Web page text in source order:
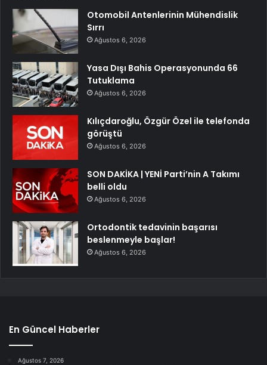
Otomobil Antenlerinin Mühendislik
Sırrı
Ağustos 6, 2026
Yasa Dışı Bahis Operasyonunda 66
Tutuklama
Ağustos 6, 2026
Kılıçdaroğlu, Özgür Özel ile telefonda
görüştü
Ağustos 6, 2026
SON DAKİKA | YENİ Parti’nin A Takımı
belli oldu
Ağustos 6, 2026
Ortodontik tedavinin başarısı
beslenmeyle başlar!
Ağustos 6, 2026
En Güncel Haberler
Ağustos 7, 2026